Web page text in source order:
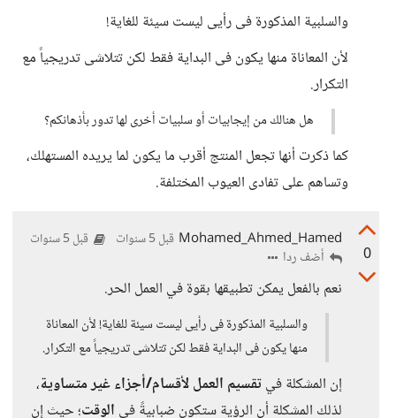
والسلبية المذكورة فى رأيى ليست سيئة للغاية!
لأن المعاناة منها يكون فى البداية فقط لكن تتلاشى تدريجياً مع
التكرار.
هل هنالك من إيجابيات أو سلبيات أخرى لها تدور بأذهانكم؟
كما ذكرت أنها تجعل المنتج أقرب ما يكون لما يريده المستهلك،
وتساهم على تفادى العيوب المختلفة.
0
Mohamed_Ahmed_Hamed قبل 5 سنوات قبل 5 سنوات
أضف ردا
نعم بالفعل يمكن تطبيقها بقوة في العمل الحر.
والسلبية المذكورة فى رأيى ليست سيئة للغاية! لأن المعاناة
منها يكون فى البداية فقط لكن تتلاشى تدريجياً مع التكرار.
إن المشكلة فيتقسيم العمل لأقسام/أجزاء غير متساوية،
لذلك المشكلة أن الرؤية ستكون ضبابيةً في الوقت؛ حيث إن